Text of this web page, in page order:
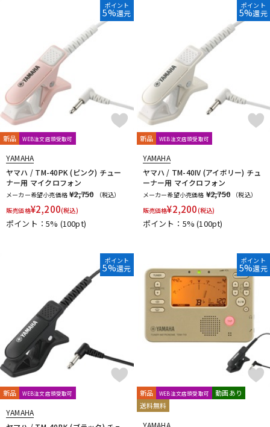
ポイント
5%還元
新品 WEB注文店頭受取可
YAMAHA
ヤマハ / TM-40PK (ピンク) チュー
ナー用 マイクロフォン
メーカー希望小売価格 ¥2,750
（税込）
販売価格¥2,200(税込)
ポイント：5% (100pt)
ポイント
5%還元
新品 WEB注文店頭受取可
YAMAHA
ヤマハ / TM-40IV (アイボリー) チュ
ーナー用 マイクロフォン
メーカー希望小売価格 ¥2,750
（税込）
販売価格¥2,200(税込)
ポイント：5%(100pt)
ポイント
5%還元
新品 WEB注文店頭受取可
YAMAHA
ポイント
5%還元
新品 WEB注文店頭受取可
動画あり
送料無料
YAMAHA